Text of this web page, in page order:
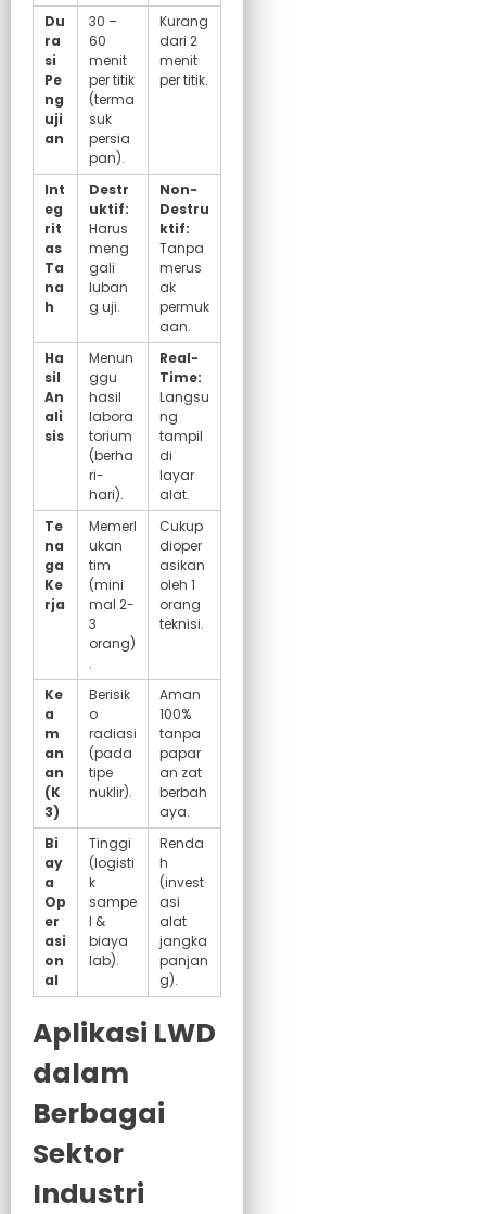
Du
ra
si
Pe
ng
uji
an
30 –
60
menit
per titik
(terma
suk
persia
pan).
Kurang
dari 2
menit
per titik.
Int
eg
rit
as
Ta
na
h
Destr
uktif:
Harus
meng
gali
luban
g uji.
Non-
Destru
ktif:
Tanpa
merus
ak
permuk
aan.
Ha
sil
An
ali
sis
Menun
ggu
hasil
labora
torium
(berha
ri-
hari).
Real-
Time:
Langsu
ng
tampil
di
layar
alat.
Te
na
ga
Ke
rja
Memerl
ukan
tim
(mini
mal 2-
3
orang)
.
Cukup
dioper
asikan
oleh 1
orang
teknisi.
Ke
a
m
an
an
(K
3)
Berisik
o
radiasi
(pada
tipe
nuklir).
Aman
100%
tanpa
papar
an zat
berbah
aya.
Bi
ay
a
Op
er
asi
on
al
Tinggi
(logisti
k
sampe
l &
biaya
lab).
Renda
h
(invest
asi
alat
jangka
panjan
g).
Aplikasi LWD
dalam
Berbagai
Sektor
Industri